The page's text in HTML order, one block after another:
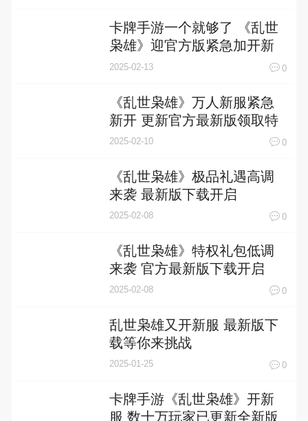
卡牌手游一个就够了 《乱世
枭雄》迎官方版紧急加开新
服
2025-02-13 0
《乱世枭雄》万人新服紧急
新开 更新官方最新版领取特
权礼遇
2025-02-10 0
《乱世枭雄》极品礼遇高调
来袭 最新版下载开启
2025-02-08 0
《乱世枭雄》特权礼包低调
来袭 官方最新版下载开启
2025-02-08 0
乱世枭雄又开新服 最新版下
载等你来挑战
2025-01-25 0
卡牌手游《乱世枭雄》开新
服 数十万玩家已更新全新版